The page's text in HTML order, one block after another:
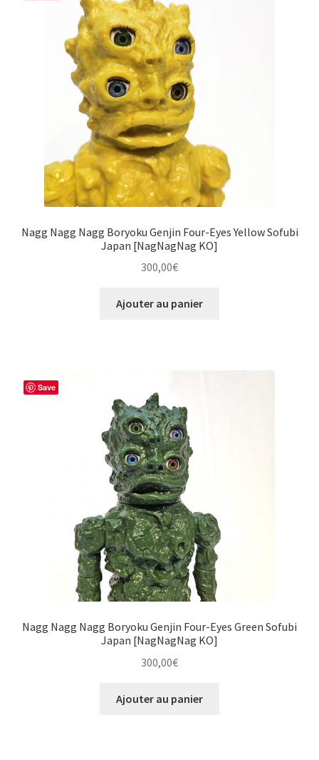
Nagg Nagg Nagg Boryoku Genjin Four-Eyes Yellow Sofubi
Japan [NagNagNag KO]
300,00€
Ajouter au panier
Save
Nagg Nagg Nagg Boryoku Genjin Four-Eyes Green Sofubi
Japan [NagNagNag KO]
300,00€
Ajouter au panier